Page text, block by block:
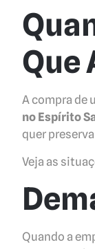
Que
A compra de
no Espírito
quer
Veja as
Quando a